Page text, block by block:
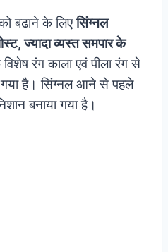
बढाने के लिएसिंग्नल
ज्यादा व्यस्त समपार के
रंग काला एवं पीला रंग से
है। सिंग्नल आने से पहले
बनाया गया है।